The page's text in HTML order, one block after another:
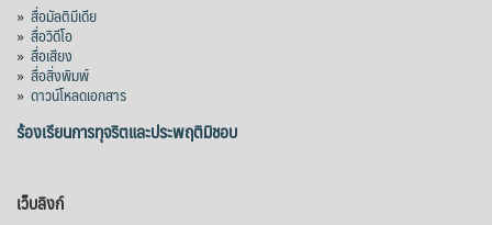
» สื่อมัลติมีเดีย
» สื่อวิดีโอ
» สื่อเสียง
» สื่อสิ่งพิมพ์
» ดาวน์โหลดเอกสาร
ร้องเรียนการทุจริตและประพฤติมิชอบ
เว็บลิงก์